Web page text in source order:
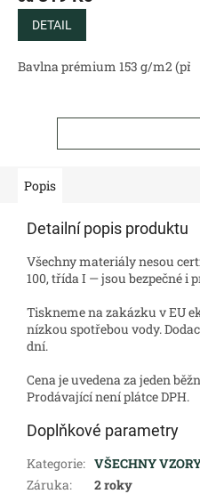
DETAIL
Bavlna prémium 153 g/m2
Popis
Detailní popis produktu
Všechny materiály nesou
100, třída I — jsou bezpečné i
Tiskneme na zakázku v EU
nízkou spotřebou vody.
dní.
Cena je uvedena za jeden
Prodávající není plátce DPH.
Doplňkové parametry
Kategorie: VŠECHNY
Záruka:
2 roky